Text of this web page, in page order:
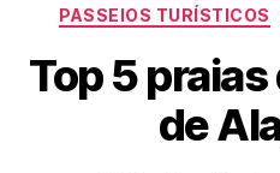
PASSEIOS TURÍSTICOS
Top 5
de